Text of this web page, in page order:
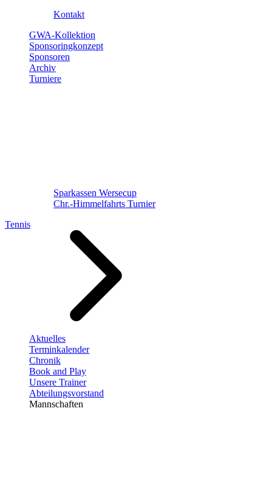
Kontakt
GWA-Kollektion
Sponsoringkonzept
Sponsoren
Archiv
Turniere
Sparkassen Wersecup
Chr.-Himmelfahrts Turnier
Tennis
Aktuelles
Terminkalender
Chronik
Book and Play
Unsere Trainer
Abteilungsvorstand
Mannschaften